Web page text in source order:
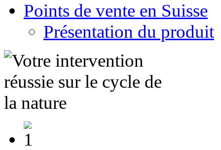
Points de vente en Suisse
Présentation du produit